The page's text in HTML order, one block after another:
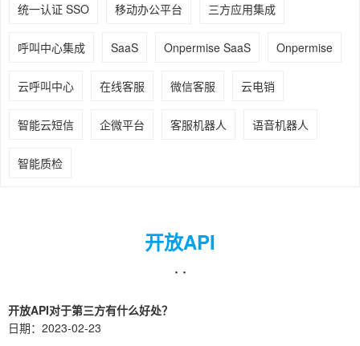
统一认证 SSO 移动办公平台 三方应用集成
呼叫中心集成 SaaS Onpermise SaaS Onpermise
云呼叫中心 在线客服 微信客服 云电销
智能云短信 企微平台 客服机器人 语音机器人
智能质检
开放API
· ·
开放API对于第三方有什么好处？
日期：2023-02-23